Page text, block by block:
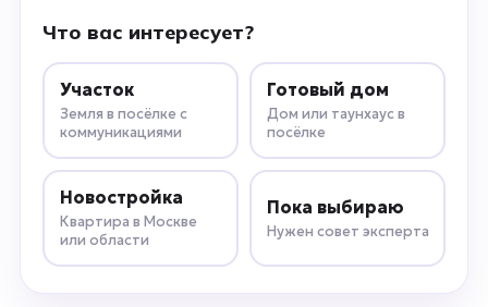
Что вас интересует?
Участок
Земля в посёлке с
коммуникациями
Готовый дом
Дом или таунхаус в
посёлке
Новостройка
Квартира в Москве
или области
Пока выбираю
Нужен совет эксперта